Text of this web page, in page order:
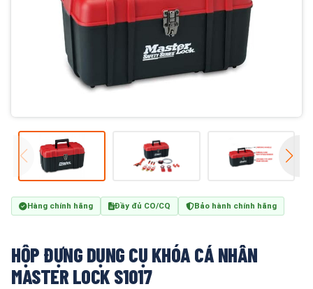
Hàng chính hãng Đầy đủ CO/CQ Bảo hành chính hãng
HỘP ĐỰNG DỤNG CỤ KHÓA CÁ NHÂN
MASTER LOCK S1017